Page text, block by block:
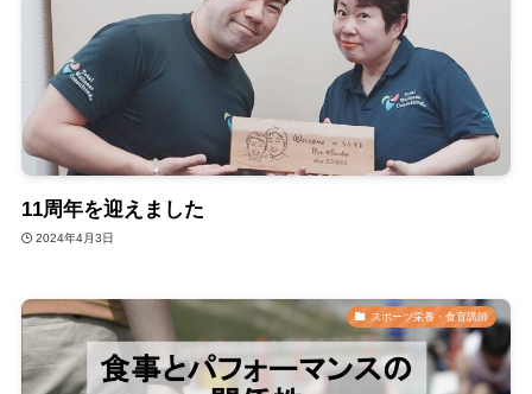
11周年を迎えました
2024年4月3日
スポーツ栄養・食育講師